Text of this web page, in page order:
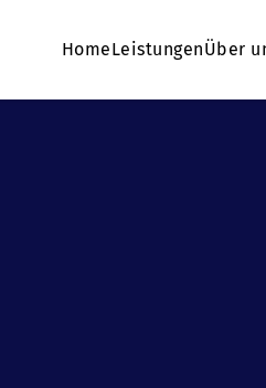
HomeLeistungenÜber